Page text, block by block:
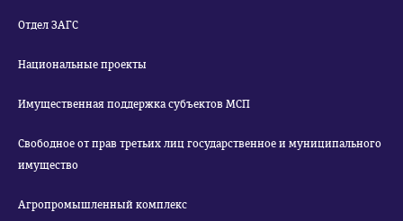
Отдел ЗАГС
Национальные проекты
Имущественная поддержка субъектов МСП
Свободное от прав третьих лиц государственное и муниципального
имущество
Агропромышленный комплекс